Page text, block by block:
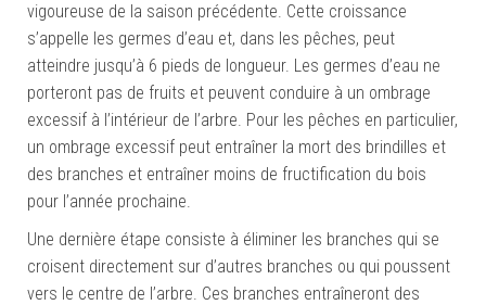
vigoureuse de la saison précédente. Cette croissance
s’appelle les germes d’eau et, dans les pêches, peut
atteindre jusqu’à 6 pieds de longueur. Les germes d’eau ne
porteront pas de fruits et peuvent conduire à un ombrage
excessif à l’intérieur de l’arbre. Pour les pêches en particulier,
un ombrage excessif peut entraîner la mort des brindilles et
des branches et entraîner moins de fructification du bois
pour l’année prochaine.
Une dernière étape consiste à éliminer les branches qui se
croisent directement sur d’autres branches ou qui poussent
vers le centre de l’arbre. Ces branches entraîneront des